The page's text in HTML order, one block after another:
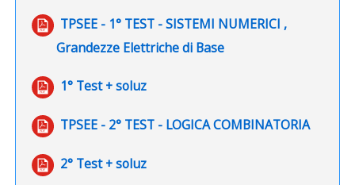
TPSEE - 1° TEST - SISTEMI NUMERICI ,
Grandezze Elettriche di Base
File
1° Test + soluz
File
TPSEE - 2° TEST - LOGICA COMBINATORIA
File
2° Test + soluz
File